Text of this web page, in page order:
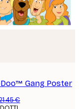
Gang Poster
€